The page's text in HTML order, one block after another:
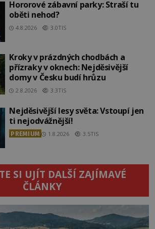
Hororové zábavní parky: Straší tu
oběti nehod?
4.8.2026 3.0TIS
Kroky v prázdných chodbách a
přízraky v oknech: Nejděsivější
domy v Česku budí hrůzu
2.8.2026 3.3TIS
Nejděsivější lesy světa: Vstoupí jen
ti nejodvážnější!
PREMIUM 1.8.2026 3.5TIS
SI UJÍT DALŠÍ ZAJÍMAVÉ
ČLÁNKY